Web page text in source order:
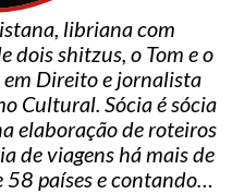
libriana com
dois shitzus, o Tom e o
Direito e jornalista
Cultural. Sócia é sócia
elaboração de roteiros
de viagens há mais de
58 países e contando…